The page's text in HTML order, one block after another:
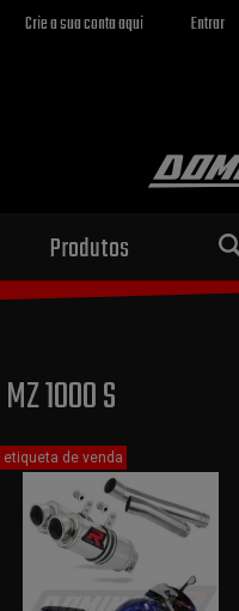
Crie a sua conta aqui
Entrar
Produtos
MZ 1000 S
etiqueta de venda